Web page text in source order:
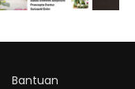
Bantuan